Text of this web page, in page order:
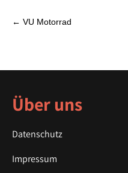
P
t
a
v
i
a
← VU Motorrad
Über uns
Datenschutz
Impressum